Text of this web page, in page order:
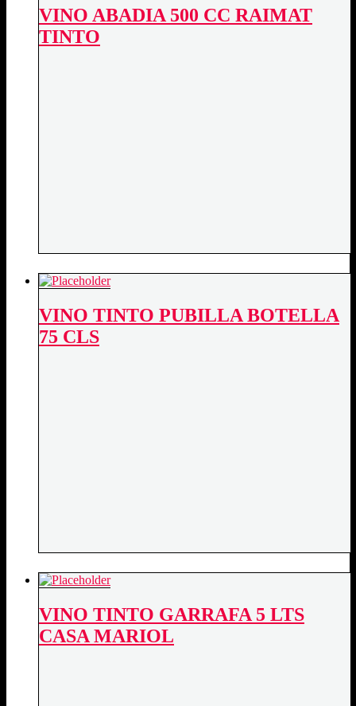
VINO ABADIA 500 CC RAIMAT
TINTO
VINO TINTO PUBILLA BOTELLA
75 CLS
VINO TINTO GARRAFA 5 LTS
CASA MARIOL